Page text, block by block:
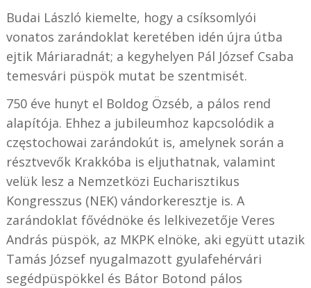
Budai László kiemelte, hogy a csíksomlyói
vonatos zarándoklat keretében idén újra útba
ejtik Máriaradnát; a kegyhelyen Pál József Csaba
temesvári püspök mutat be szentmisét.
750 éve hunyt el Boldog Özséb, a pálos rend
alapítója. Ehhez a jubileumhoz kapcsolódik a
częstochowai zarándokút is, amelynek során a
résztvevők Krakkóba is eljuthatnak, valamint
velük lesz a Nemzetközi Eucharisztikus
Kongresszus (NEK) vándorkeresztje is. A
zarándoklat fővédnöke és lelkivezetője Veres
András püspök, az MKPK elnöke, aki együtt utazik
Tamás József nyugalmazott gyulafehérvári
segédpüspökkel és Bátor Botond pálos